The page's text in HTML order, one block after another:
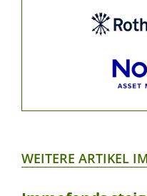
WEITERE ARTIKEL